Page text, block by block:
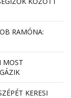
RAMÓNA:
MOST
KERESI